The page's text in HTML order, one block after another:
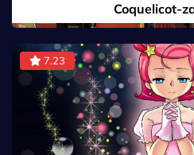
Coquelicot-
7.23